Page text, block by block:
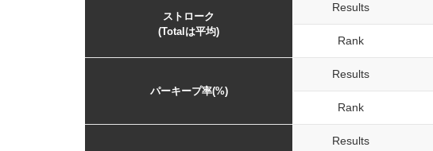
ストローク
(Totalは平均)
Results
Rank
パーキープ率(%)
Results
Rank
Results